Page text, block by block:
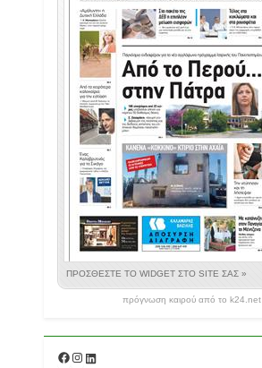
πρόγνωση καιρού από το k24.net
Facebook
Instagram